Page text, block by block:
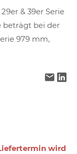
& 39er Serie
beträgt bei der
979 mm,
wird